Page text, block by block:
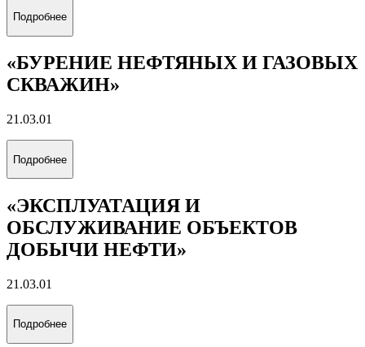
Подробнее
«БУРЕНИЕ НЕФТЯНЫХ И ГАЗОВЫХ
СКВАЖИН»
21.03.01
Подробнее
«ЭКСПЛУАТАЦИЯ И
ОБСЛУЖИВАНИЕ ОБЪЕКТОВ
ДОБЫЧИ НЕФТИ»
21.03.01
Подробнее